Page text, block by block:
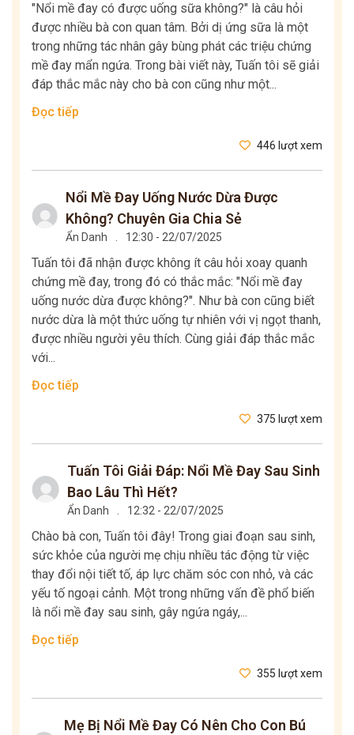
"Nổi mề đay có được uống sữa không?" là câu hỏi
được nhiều bà con quan tâm. Bởi dị ứng sữa là một
trong những tác nhân gây bùng phát các triệu chứng
mề đay mẩn ngứa. Trong bài viết này, Tuấn tôi sẽ giải
đáp thắc mắc này cho bà con cũng như một...
Đọc tiếp
446 lượt xem
Nổi Mề Đay Uống Nước Dừa Được
Không? Chuyên Gia Chia Sẻ
Ẩn Danh 12:30 - 22/07/2025
Tuấn tôi đã nhận được không ít câu hỏi xoay quanh
chứng mề đay, trong đó có thắc mắc: "Nổi mề đay
uống nước dừa được không?". Như bà con cũng biết
nước dừa là một thức uống tự nhiên với vị ngọt thanh,
được nhiều người yêu thích. Cùng giải đáp thắc mắc
với...
Đọc tiếp
375 lượt xem
Tuấn Tôi Giải Đáp: Nổi Mề Đay Sau Sinh
Bao Lâu Thì Hết?
Ẩn Danh 12:32 - 22/07/2025
Chào bà con, Tuấn tôi đây! Trong giai đoạn sau sinh,
sức khỏe của người mẹ chịu nhiều tác động từ việc
thay đổi nội tiết tố, áp lực chăm sóc con nhỏ, và các
yếu tố ngoại cảnh. Một trong những vấn đề phổ biến
là nổi mề đay sau sinh, gây ngứa ngáy,...
Đọc tiếp
355 lượt xem
Mẹ Bị Nổi Mề Đay Có Nên Cho Con Bú